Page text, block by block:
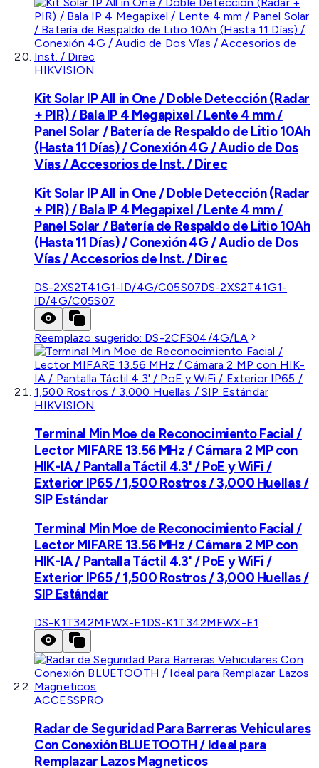
HIKVISION
Kit Solar IP All in One / Doble Detección (Radar
+ PIR) / Bala IP 4 Megapixel / Lente 4 mm /
Panel Solar / Batería de Respaldo de Litio 10Ah
(Hasta 11 Días) / Conexión 4G / Audio de Dos
Vías / Accesorios de Inst. / Direc
Kit Solar IP All in One / Doble Detección (Radar
+ PIR) / Bala IP 4 Megapixel / Lente 4 mm /
Panel Solar / Batería de Respaldo de Litio 10Ah
(Hasta 11 Días) / Conexión 4G / Audio de Dos
Vías / Accesorios de Inst. / Direc
DS-2XS2T41G1-ID/4G/C05S07DS-2XS2T41G1-
ID/4G/C05S07
Reemplazo sugerido: DS-2CFS04/4G/LA
HIKVISION
Terminal Min Moe de Reconocimiento Facial /
Lector MIFARE 13.56 MHz / Cámara 2 MP con
HIK-IA / Pantalla Táctil 4.3' / PoE y WiFi /
Exterior IP65 / 1,500 Rostros / 3,000 Huellas /
SIP Estándar
Terminal Min Moe de Reconocimiento Facial /
Lector MIFARE 13.56 MHz / Cámara 2 MP con
HIK-IA / Pantalla Táctil 4.3' / PoE y WiFi /
Exterior IP65 / 1,500 Rostros / 3,000 Huellas /
SIP Estándar
DS-K1T342MFWX-E1 DS-K1T342MFWX-E1
ACCESSPRO
Radar de Seguridad Para Barreras Vehiculares
Con Conexión BLUETOOTH / Ideal para
Remplazar Lazos Magneticos